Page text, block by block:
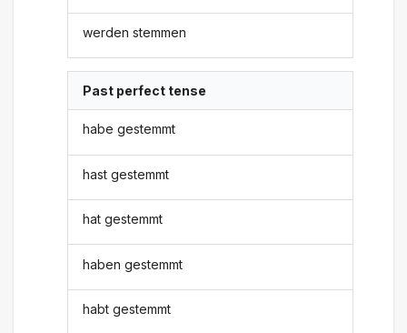
werden stemmen
Past perfect tense
habe gestemmt
hast gestemmt
hat gestemmt
haben gestemmt
habt gestemmt